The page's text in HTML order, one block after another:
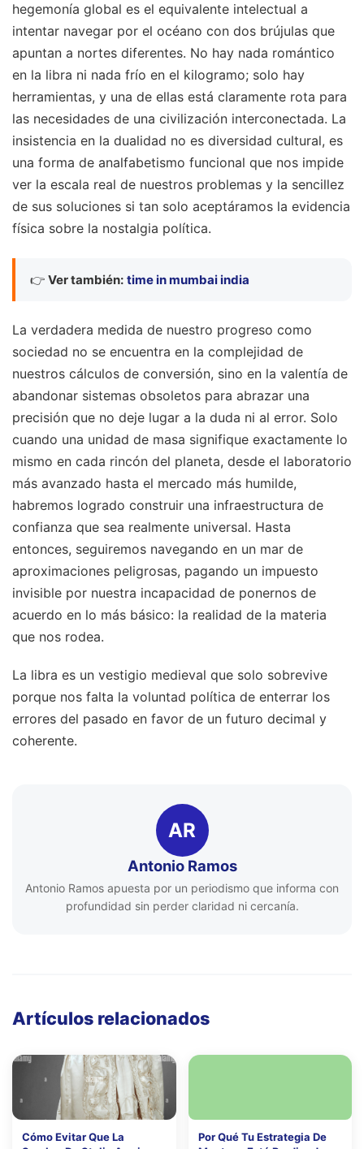
hegemonía global es el equivalente intelectual a
intentar navegar por el océano con dos brújulas que
apuntan a nortes diferentes. No hay nada romántico
en la libra ni nada frío en el kilogramo; solo hay
herramientas, y una de ellas está claramente rota para
las necesidades de una civilización interconectada. La
insistencia en la dualidad no es diversidad cultural, es
una forma de analfabetismo funcional que nos impide
ver la escala real de nuestros problemas y la sencillez
de sus soluciones si tan solo aceptáramos la evidencia
física sobre la nostalgia política.
👉 Ver también: time in mumbai india
La verdadera medida de nuestro progreso como
sociedad no se encuentra en la complejidad de
nuestros cálculos de conversión, sino en la valentía de
abandonar sistemas obsoletos para abrazar una
precisión que no deje lugar a la duda ni al error. Solo
cuando una unidad de masa signifique exactamente lo
mismo en cada rincón del planeta, desde el laboratorio
más avanzado hasta el mercado más humilde,
habremos logrado construir una infraestructura de
confianza que sea realmente universal. Hasta
entonces, seguiremos navegando en un mar de
aproximaciones peligrosas, pagando un impuesto
invisible por nuestra incapacidad de ponernos de
acuerdo en lo más básico: la realidad de la materia
que nos rodea.
La libra es un vestigio medieval que solo sobrevive
porque nos falta la voluntad política de enterrar los
errores del pasado en favor de un futuro decimal y
coherente.
AR
Antonio Ramos
Antonio Ramos apuesta por un periodismo que informa con
profundidad sin perder claridad ni cercanía.
Artículos relacionados
Cómo Evitar Que La
Por Qué Tu Estrategia De